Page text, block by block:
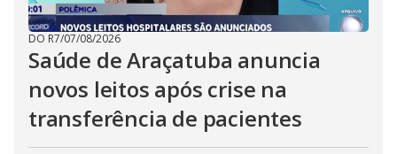
DO R7/07/08/2026
Saúde de Araçatuba anuncia
novos leitos após crise na
transferência de pacientes